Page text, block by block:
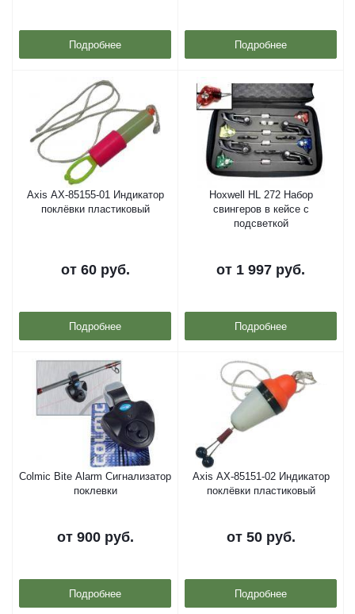
Подробнее Подробнее
Axis AX-85155-01 Индикатор
поклёвки пластиковый
от 60 руб.
Подробнее
Hoxwell HL 272 Набор
свингеров в кейсе с
подсветкой
от 1 997 руб.
Подробнее
Colmic Bite Alarm Сигнализатор
поклевки
от 900 руб.
Подробнее
Axis AX-85151-02 Индикатор
поклёвки пластиковый
от 50 руб.
Подробнее